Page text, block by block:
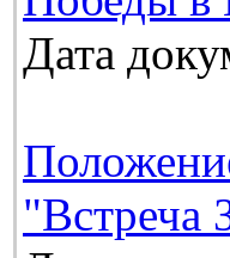
Дата
"Встреча